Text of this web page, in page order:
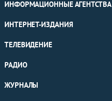
ИНФОРМАЦИОННЫЕ АГЕНТСТВА
ИНТЕРНЕТ-ИЗДАНИЯ
ТЕЛЕВИДЕНИЕ
РАДИО
ЖУРНАЛЫ